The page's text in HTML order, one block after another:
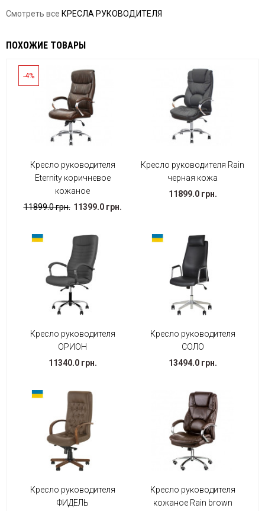
Смотреть все КРЕСЛА РУКОВОДИТЕЛЯ
ПОХОЖИЕ ТОВАРЫ
-4%
Кресло руководителя
Eternity коричневое
кожаное
11899.0 грн. 11399.0 грн.
Кресло руководителя Rain
черная кожа
11899.0 грн.
Кресло руководителя
ОРИОН
11340.0 грн.
Кресло руководителя
СОЛО
13494.0 грн.
Кресло руководителя
ФИДЕЛЬ
Кресло руководителя
кожаное Rain brown